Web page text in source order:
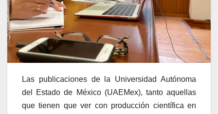
Las publicaciones de la Universidad Autónoma
del Estado de México (UAEMex), tanto aquellas
que tienen que ver con producción científica en